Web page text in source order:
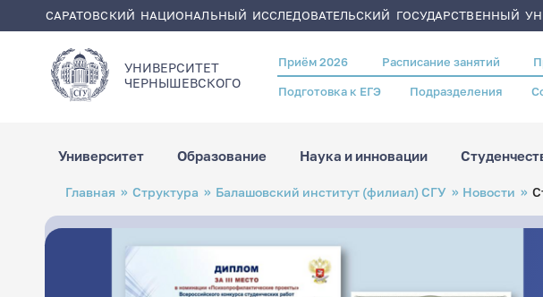
содержанию
САРАТОВСКИЙ НАЦИОНАЛЬНЫЙ ИССЛЕДОВАТЕЛЬСКИЙ ГОСУДАРСТВЕННЫЙ
УНИВЕРСИТЕТ
ЧЕРНЫШЕВСКОГO
Header
menu
Приём 2026 Расписание занятий
Подготовка к ЕГЭ Подразделения
Университет Образование Наука и инновации
Строка
навигации
Главная Структура Балашовский институт (филиал) СГУ Новости